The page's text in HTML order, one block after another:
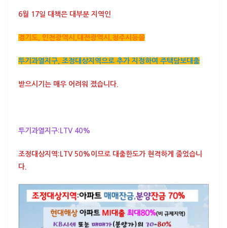
6월 17일 대책은 대부분 지역인
경기도, 인천광역시,대전광역시,청주시등을
투기과열지구, 조정대상지역으로 추가 지정하여 주택담보대출
받으시기는 매우 어려워 졌습니다.
투기과열지구:LTV 40%
조정대상지역:LTV 50% 이므로 대출한도가 현격하게 줄었습니
다